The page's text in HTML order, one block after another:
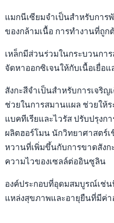
แมกนีเซียมจำเป็นสำหรับการ
ของกล้ามเนื้อ การทำงานที่ถูก
เหล็กมีส่วนร่วมในกระบวนกา
จัดหาออกซิเจนให้กับเนื้อเยื่อแ
สังกะสีจำเป็นสำหรับการเจริ
ช่วยในการสมานแผล ช่วยให้
แบคทีเรียและไวรัส ปรับปรุงก
ผลิตฮอร์โมน นักวิทยาศาสตร์
หวานที่เพิ่มขึ้นกับการขาดสังก
ความไวของเซลล์ต่ออินซูลิน
องค์ประกอบที่อุดมสมบูรณ์เช่
แหล่งสุขภาพและอายุยืนที่มีค่า